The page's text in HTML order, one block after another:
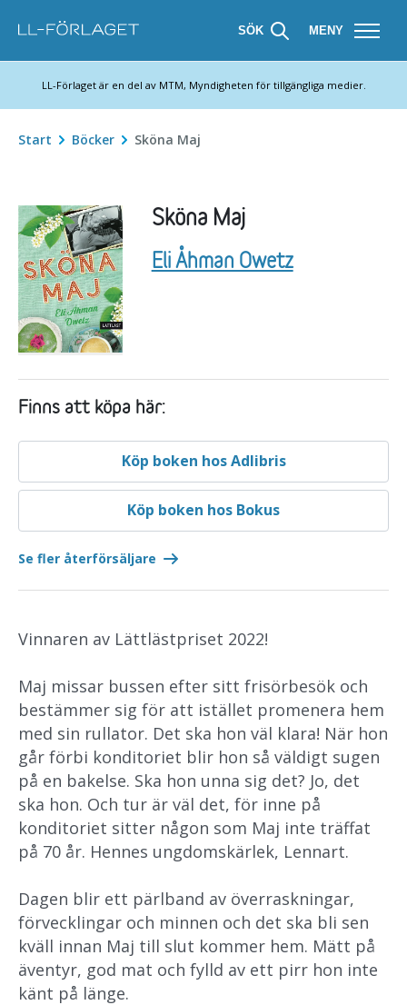
SÖK MENY
LL-Förlaget är en del av MTM, Myndigheten för tillgängliga medier.
Start Böcker Sköna Maj
Sköna Maj
Författare:
Eli Åhman Owetz
Finns att köpa här:
Köp boken hos Adlibris
Köp boken hos Bokus
Se fler återförsäljare
Vinnaren av Lättlästpriset 2022!
Maj missar bussen efter sitt frisörbesök och
bestämmer sig för att istället promenera hem
med sin rullator. Det ska hon väl klara! När hon
går förbi konditoriet blir hon så väldigt sugen
på en bakelse. Ska hon unna sig det? Jo, det
ska hon. Och tur är väl det, för inne på
konditoriet sitter någon som Maj inte träffat
på 70 år. Hennes ungdomskärlek, Lennart.
Dagen blir ett pärlband av överraskningar,
förvecklingar och minnen och det ska bli sen
kväll innan Maj till slut kommer hem. Mätt på
äventyr, god mat och fylld av ett pirr hon inte
känt på länge.